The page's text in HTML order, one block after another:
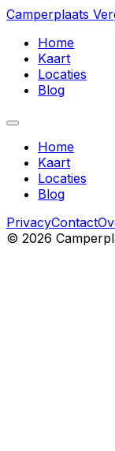
Camperplaats
Home
Kaart
Locaties
Blog
Home
Kaart
Locaties
Blog
PrivacyContact
© 2026